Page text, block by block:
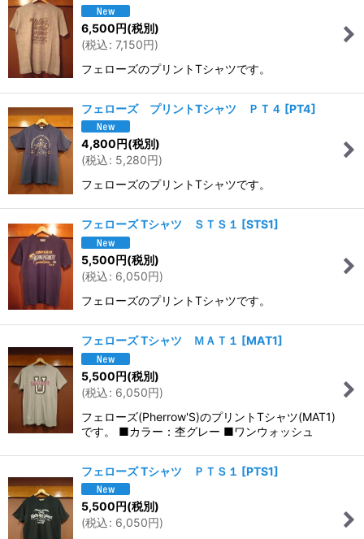
6,500円(税別)
(税込: 7,150円)
フェローズのプリントTシャツです。
フェローズ プリントTシャツ ＰＴ４ [PT4]
4,800円(税別)
(税込: 5,280円)
フェローズのプリントTシャツです。
フェローズ Tシャツ ＳＴＳ１ [STS1]
5,500円(税別)
(税込: 6,050円)
フェローズのプリントTシャツです。
フェローズ Tシャツ ＭＡＴ１ [MAT1]
5,500円(税別)
(税込: 6,050円)
フェローズ(Pherrow'S)のプリントTシャツ(MAT1)
です。 ■カラー：杢グレー ■ワンウォッシュ
フェローズ Tシャツ ＰＴＳ１ [PTS1]
5,500円(税別)
(税込: 6,050円)